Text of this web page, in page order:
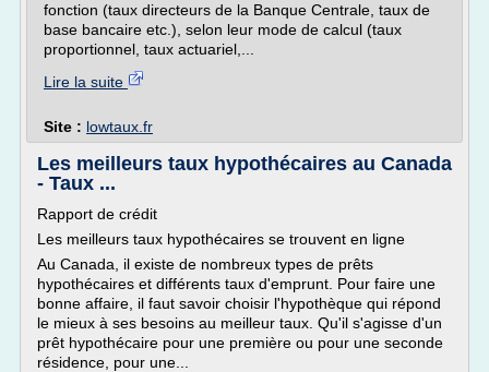
fonction (taux directeurs de la Banque Centrale, taux de
base bancaire etc.), selon leur mode de calcul (taux
proportionnel, taux actuariel,...
Lire la suite
Site : lowtaux.fr
Les meilleurs taux hypothécaires au Canada
- Taux ...
Rapport de crédit
Les meilleurs taux hypothécaires se trouvent en ligne
Au Canada, il existe de nombreux types de prêts
hypothécaires et différents taux d'emprunt. Pour faire une
bonne affaire, il faut savoir choisir l'hypothèque qui répond
le mieux à ses besoins au meilleur taux. Qu'il s'agisse d'un
prêt hypothécaire pour une première ou pour une seconde
résidence, pour une...